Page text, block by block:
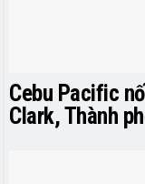
Cebu Pacific
Clark, Thành